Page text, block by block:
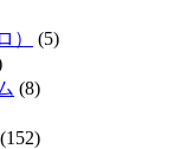
）
(5)
(8)
(152)